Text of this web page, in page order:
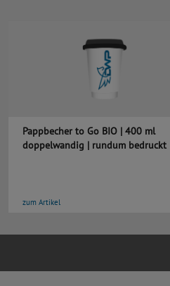
Pappbecher to Go BIO | 400 ml
doppelwandig | rundum bedruckt
zum Artikel